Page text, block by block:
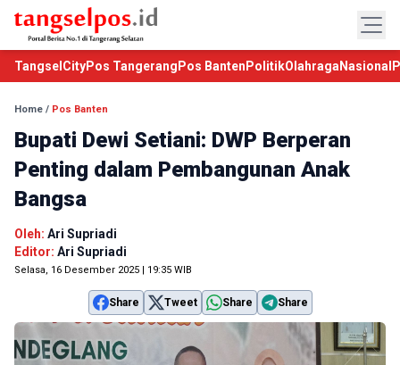
TangselCityPos Tangerang Pos Banten PolitikOlahraga Nasional
Home / Pos Banten
Bupati Dewi Setiani: DWP Berperan
Penting dalam Pembangunan Anak
Bangsa
Oleh: Ari Supriadi
Editor: Ari Supriadi
Selasa, 16 Desember 2025 | 19:35 WIB
Share Tweet Share Share